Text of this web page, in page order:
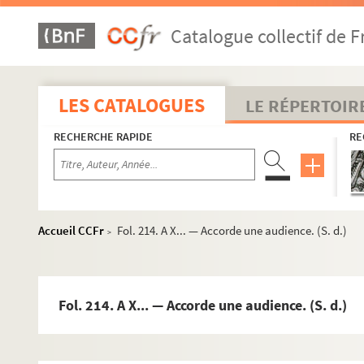
Catalogue collectif de
LES CATALOGUES LE
RECHERCHE RAPIDE
Accueil CCFr >
Fol. 214. A X... — Accorde une audience. (S. d.)
Fol. 214. A X... — Accorde une audience. (S. d.)
Fol. 159. A M. Charles Pougens. — Question
Fol. 161. Au même. — Compliments. Lui envoie des vers,
Fol. 163. A M. de Pougens, membre de l'Institut national.
Fol. 165. Au même. — Se plaint des procédés de
Fol. 167. Relative à une lettre « du prince adoré. » (S. d.)
Fol. 169. Vers adressés à M. de Pougens, malade. (S. d.)
Fol. 171. A madame de Soyecour. — Accepte un dîner
Fol. 173. A M. Villars, membre du Corps législatif et de
Fol. 182. « A notre illustre président, celui que tout le